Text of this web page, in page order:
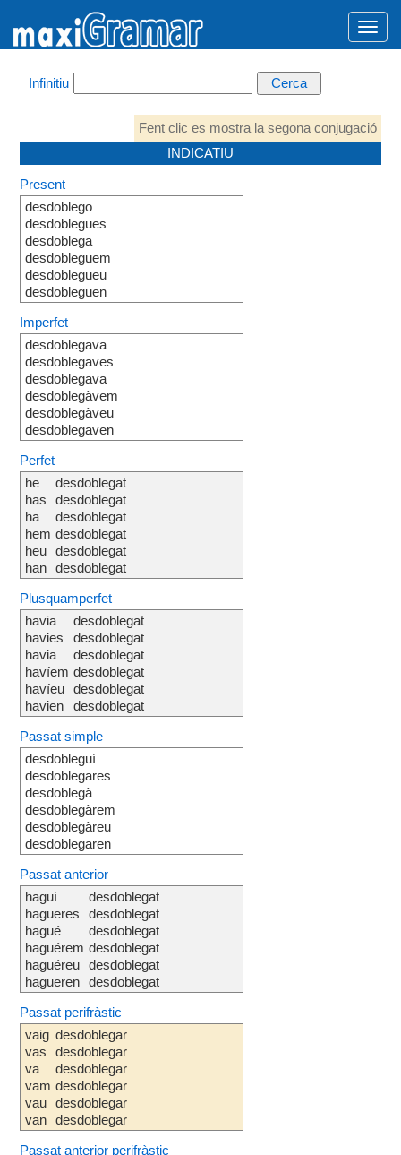
Infinitiu
Fent clic es mostra la segona conjugació
INDICATIU
Present
desdoblego
desdoblegues
desdoblega
desdobleguem
desdoblegueu
desdobleguen
Imperfet
desdoblegava
desdoblegaves
desdoblegava
desdoblegàvem
desdoblegàveu
desdoblegaven
Perfet
he
has
ha
hem
heu
han
desdoblegat
desdoblegat
desdoblegat
desdoblegat
desdoblegat
desdoblegat
Plusquamperfet
havia
havies
havia
havíem
havíeu
havien
desdoblegat
desdoblegat
desdoblegat
desdoblegat
desdoblegat
desdoblegat
Passat simple
desdobleguí
desdoblegares
desdoblegà
desdoblegàrem
desdoblegàreu
desdoblegaren
Passat anterior
haguí
hagueres
hagué
haguérem
haguéreu
hagueren
desdoblegat
desdoblegat
desdoblegat
desdoblegat
desdoblegat
desdoblegat
Passat perifràstic
vaig
vas
va
vam
vau
van
desdoblegar
desdoblegar
desdoblegar
desdoblegar
desdoblegar
desdoblegar
Passat anterior perifràstic